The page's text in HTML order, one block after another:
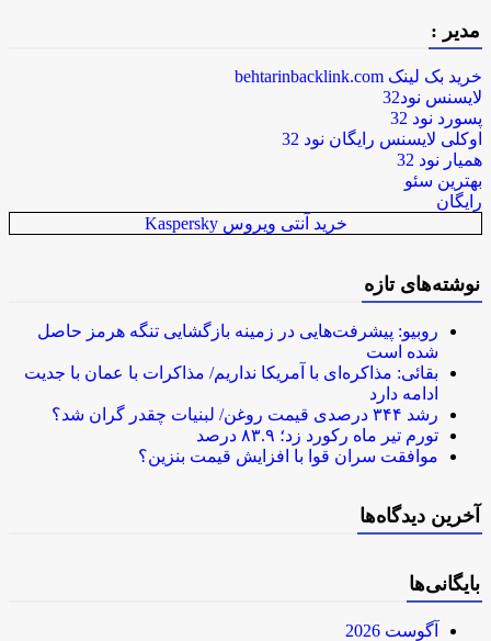
مدیر :
خرید بک لینک behtarinbacklink.com
لایسنس نود32
پسورد نود 32
اوکلی لایسنس رایگان نود 32
همیار نود 32
بهترین سئو
رایگان
خرید آنتی ویروس Kaspersky
نوشته‌های تازه
روبیو: پیشرفت‌هایی در زمینه بازگشایی تنگه هرمز حاصل
شده است
بقائی: مذاکره‌ای با آمریکا نداریم/ مذاکرات با عمان با جدیت
ادامه دارد
رشد ۳۴۴ درصدی قیمت روغن/ لبنیات چقدر گران شد؟
تورم تیر ماه رکورد زد؛ ۸۳.۹ درصد
موافقت سران قوا با افزایش قیمت بنزین؟
آخرین دیدگاه‌ها
بایگانی‌ها
آگوست 2026